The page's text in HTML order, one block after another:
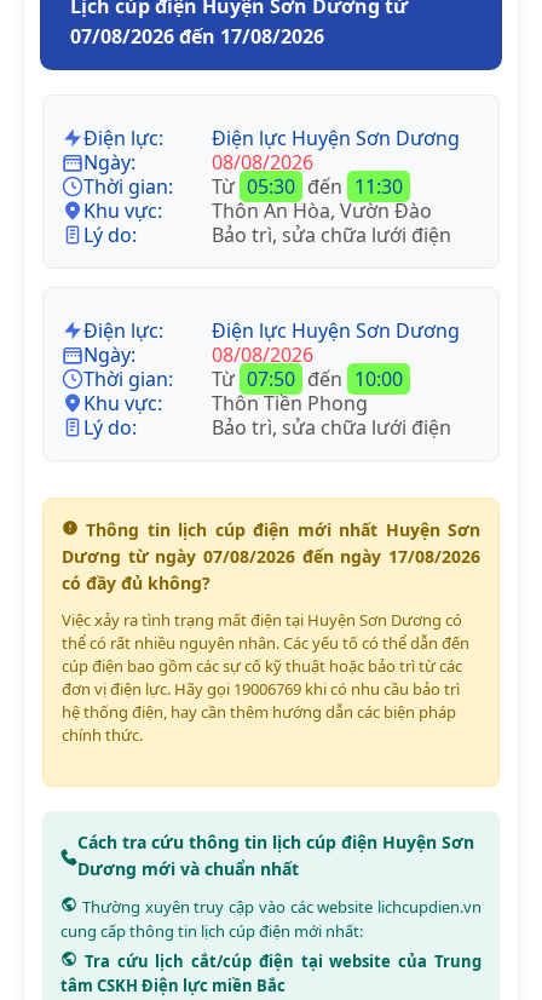
Lịch cúp điện Huyện Sơn Dương từ
07/08/2026 đến 17/08/2026
Điện lực:
Điện lực Huyện Sơn Dương
Ngày:
08/08/2026
Thời gian:
Từ 05:30 đến 11:30
Khu vực:
Thôn An Hòa, Vườn Đào
Lý do:
Bảo trì, sửa chữa lưới điện
Điện lực:
Điện lực Huyện Sơn Dương
Ngày:
08/08/2026
Thời gian:
Từ 07:50 đến 10:00
Khu vực:
Thôn Tiền Phong
Lý do:
Bảo trì, sửa chữa lưới điện
Thông tin lịch cúp điện mới nhất Huyện Sơn
Dương từ ngày 07/08/2026 đến ngày 17/08/2026
có đầy đủ không?
Việc xảy ra tình trạng mất điện tại Huyện Sơn Dương có
thể có rất nhiều nguyên nhân. Các yếu tố có thể dẫn đến
cúp điện bao gồm các sự cố kỹ thuật hoặc bảo trì từ các
đơn vị điện lực. Hãy gọi 19006769 khi có nhu cầu bảo trì
hệ thống điện, hay cần thêm hướng dẫn các biện pháp
chính thức.
Cách tra cứu thông tin lịch cúp điện Huyện Sơn
Dương mới và chuẩn nhất
Thường xuyên truy cập vào các website lichcupdien.vn
cung cấp thông tin lịch cúp điện mới nhất:
Tra cứu lịch cắt/cúp điện tại website của Trung
tâm CSKH Điện lực miền Bắc